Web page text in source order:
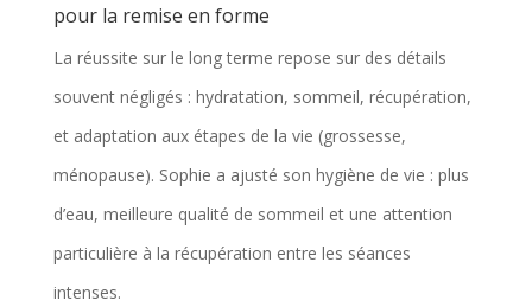
pour la remise en forme
La réussite sur le long terme repose sur des détails
souvent négligés : hydratation, sommeil, récupération,
et adaptation aux étapes de la vie (grossesse,
ménopause). Sophie a ajusté son hygiène de vie : plus
d’eau, meilleure qualité de sommeil et une attention
particulière à la récupération entre les séances
intenses.